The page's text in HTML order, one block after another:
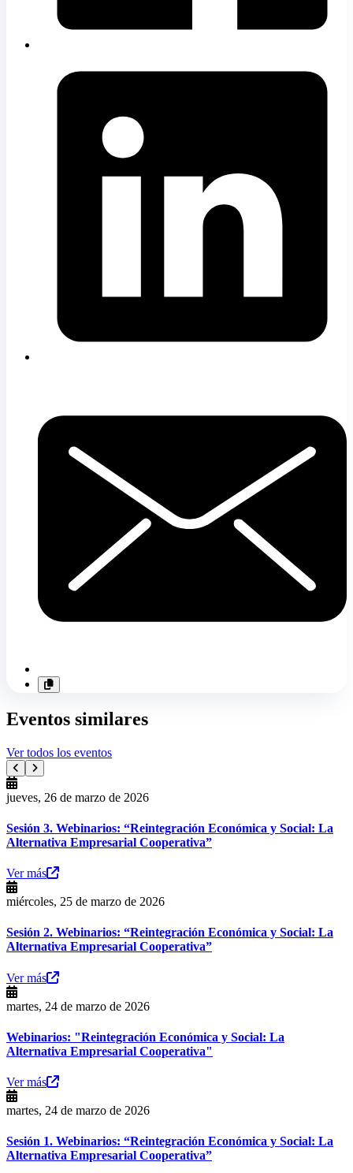
Eventos similares
Ver todos los eventos
jueves, 26 de marzo de 2026
Sesión 3. Webinarios: “Reintegración Económica y Social: La
Alternativa Empresarial Cooperativa”
Ver más
miércoles, 25 de marzo de 2026
Sesión 2. Webinarios: “Reintegración Económica y Social: La
Alternativa Empresarial Cooperativa”
Ver más
martes, 24 de marzo de 2026
Webinarios: "Reintegración Económica y Social: La
Alternativa Empresarial Cooperativa"
Ver más
martes, 24 de marzo de 2026
Sesión 1. Webinarios: “Reintegración Económica y Social: La
Alternativa Empresarial Cooperativa”